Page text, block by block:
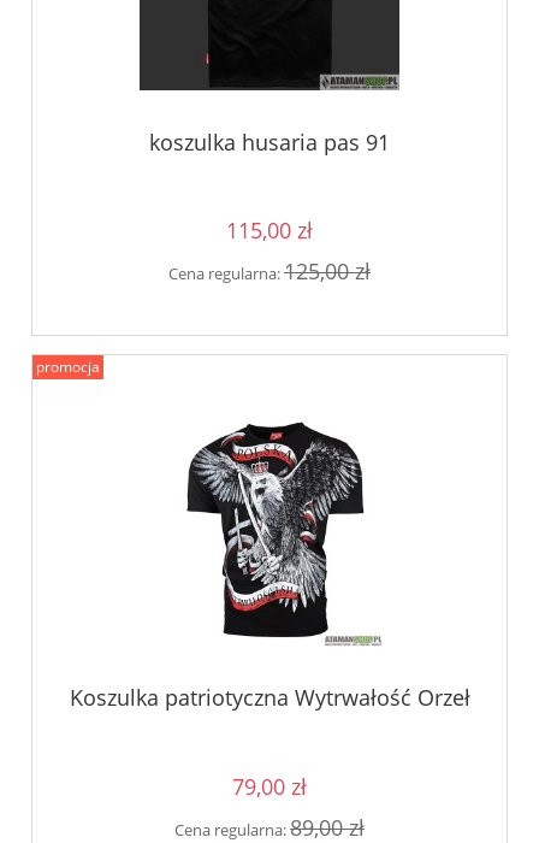
koszulka husaria pas 91
115,00 zł
Cena regularna:125,00 zł
Koszulka patriotyczna Wytrwałość Orzeł
79,00 zł
Cena regularna:89,00 zł
promocja